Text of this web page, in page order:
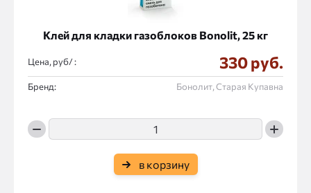
Клей для кладки газоблоков Bonolit, 25 кг
Цена, руб/ : 330 руб.
Бренд: Бонолит, Старая Купавна
в корзину